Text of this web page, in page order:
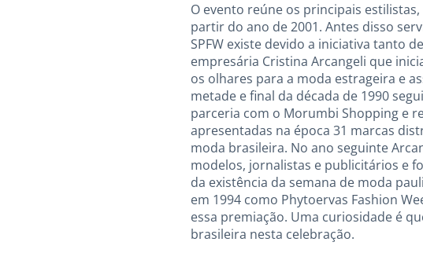
O evento reúne os principais
partir do ano de 2001. Antes disso
SPFW existe devido a iniciativa tanto
empresária Cristina Arcangeli que
os olhares para a moda estrageira e
metade e final da década de 1990
parceria com o Morumbi Shopping e
apresentadas na época 31 marcas
moda brasileira. No ano seguinte
modelos, jornalistas e publicitários e
da existência da semana de moda
em 1994 como Phytoervas Fashion
essa premiação. Uma curiosidade é
brasileira nesta celebração.